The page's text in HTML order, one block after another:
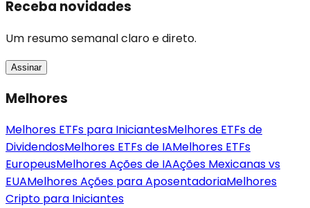
Receba novidades
Um resumo semanal claro e direto.
Assinar
Melhores
Melhores ETFs para IniciantesMelhores ETFs de
DividendosMelhores ETFs de IAMelhores ETFs
EuropeusMelhores Ações de IAAções Mexicanas vs
EUAMelhores Ações para AposentadoriaMelhores
Cripto para Iniciantes